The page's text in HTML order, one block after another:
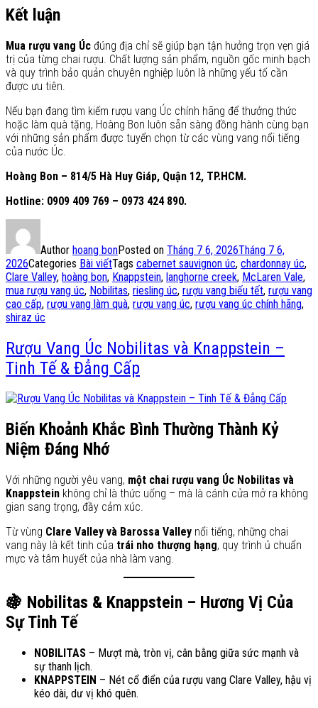
Kết luận
Mua rượu vang Úc đúng địa chỉ sẽ giúp bạn tận hưởng trọn vẹn giá
trị của từng chai rượu. Chất lượng sản phẩm, nguồn gốc minh bạch
và quy trình bảo quản chuyên nghiệp luôn là những yếu tố cần
được ưu tiên.
Nếu bạn đang tìm kiếm rượu vang Úc chính hãng để thưởng thức
hoặc làm quà tặng, Hoàng Bon luôn sẵn sàng đồng hành cùng bạn
với những sản phẩm được tuyển chọn từ các vùng vang nổi tiếng
của nước Úc.
Hoàng Bon – 814/5 Hà Huy Giáp, Quận 12, TP.HCM.
Hotline: 0909 409 769 – 0973 424 890.
Author hoang bonPosted on Tháng 7 6, 2026Tháng 7 6,
2026Categories Bài viếtTags cabernet sauvignon úc, chardonnay úc,
Clare Valley, hoàng bon, Knappstein, langhorne creek, McLaren Vale,
mua rượu vang úc, Nobilitas, riesling úc, rượu vang biếu tết, rượu vang
cao cấp, rượu vang làm quà, rượu vang úc, rượu vang úc chính hãng,
shiraz úc
Rượu Vang Úc Nobilitas và Knappstein –
Tinh Tế & Đẳng Cấp
Biến Khoảnh Khắc Bình Thường Thành Kỷ
Niệm Đáng Nhớ
Với những người yêu vang, một chai rượu vang Úc Nobilitas và
Knappstein không chỉ là thức uống – mà là cánh cửa mở ra không
gian sang trọng, đầy cảm xúc.
Từ vùng Clare Valley và Barossa Valley nổi tiếng, những chai
vang này là kết tinh của trái nho thượng hạng, quy trình ủ chuẩn
mực và tâm huyết của nhà làm vang.
🍇 Nobilitas & Knappstein – Hương Vị Của
Sự Tinh Tế
NOBILITAS – Mượt mà, tròn vị, cân bằng giữa sức mạnh và
sự thanh lịch.
KNAPPSTEIN – Nét cổ điển của rượu vang Clare Valley, hậu vị
kéo dài, dư vị khó quên.